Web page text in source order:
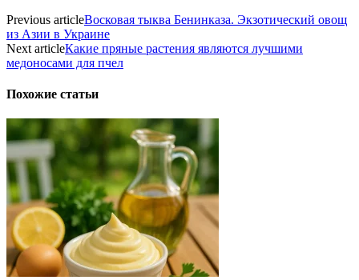
Previous articleВосковая тыква Бенинказа. Экзотический овощ
из Азии в Украине
Next articleКакие пряные растения являются лучшими
медоносами для пчел
Похожие статьи